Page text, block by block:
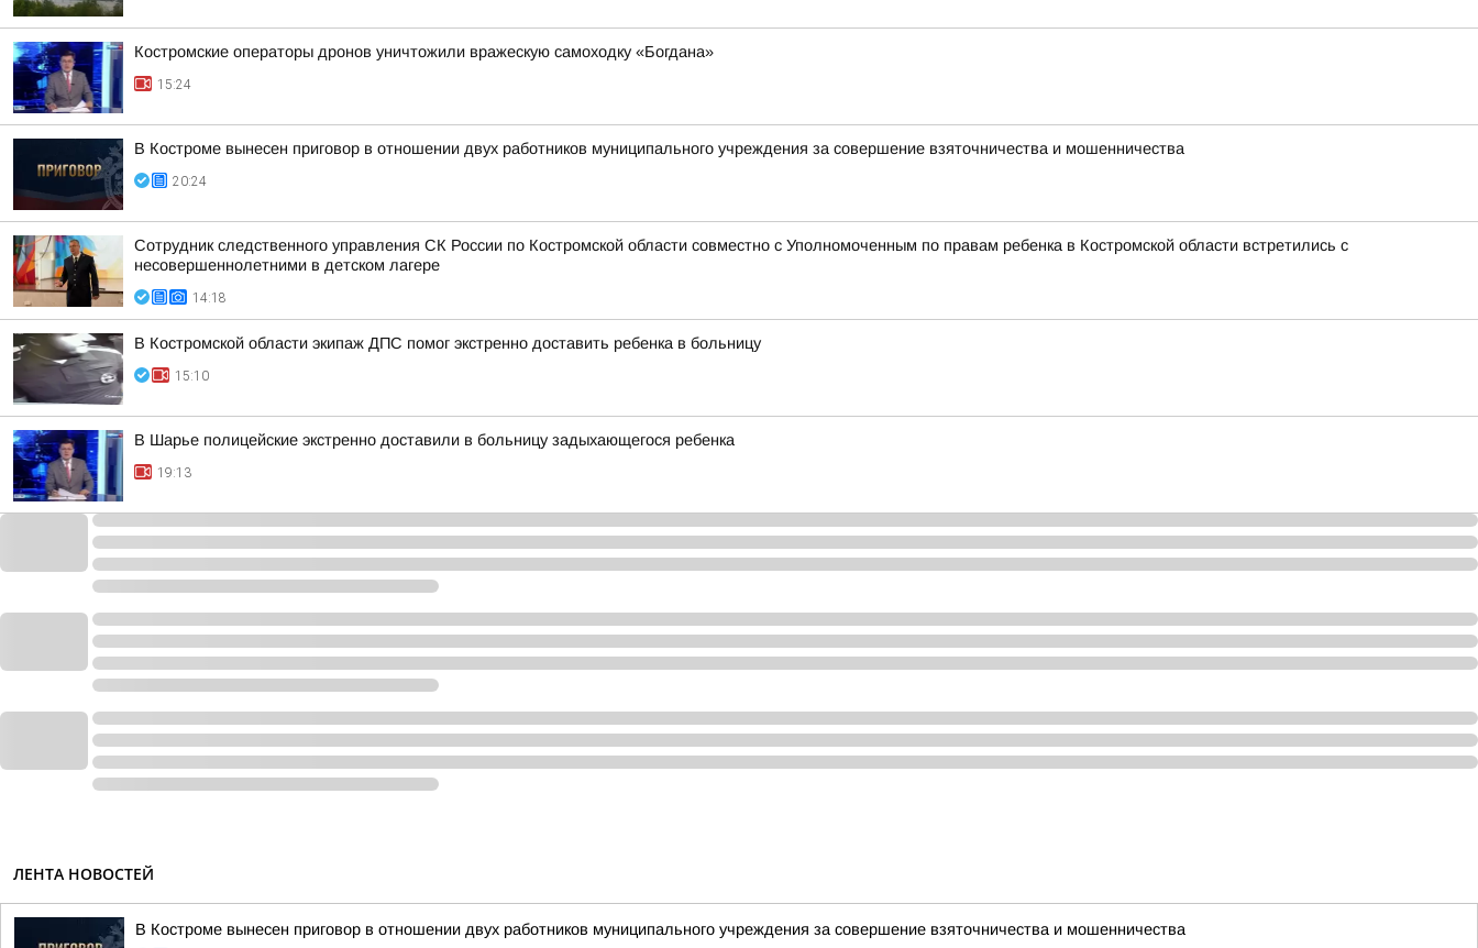
Костромские операторы дронов уничтожили вражескую самоходку «Богдана»
15:24
В Костроме вынесен приговор в отношении двух работников муниципального учреждения за совершение взяточничества и мошенничества
20:24
Сотрудник следственного управления СК России по Костромской области совместно с Уполномоченным по правам ребенка в Костромской области встретились с
несовершеннолетними в детском лагере
14:18
В Костромской области экипаж ДПС помог экстренно доставить ребенка в больницу
15:10
В Шарье полицейские экстренно доставили в больницу задыхающегося ребенка
19:13
ЛЕНТА НОВОСТЕЙ
В Костроме вынесен приговор в отношении двух работников муниципального учреждения за совершение взяточничества и мошенничества